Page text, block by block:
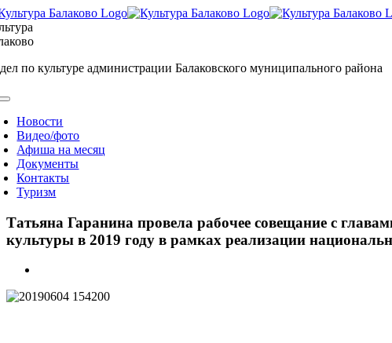
Skip
to
content
по культуре администрации Балаковского муниципального района
Новости
Видео/фото
Афиша на месяц
Документы
Контакты
Туризм
Татьяна Гаранина провела рабочее совещание с
культуры в 2019 году в рамках реализации
Image